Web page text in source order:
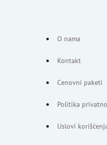
O nama
Kontakt
Cenovni paketi
Politika
Uslovi